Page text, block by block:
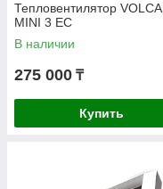
Тепловентилятор
MINI 3 EC
В наличии
275 000 ₸
Купить